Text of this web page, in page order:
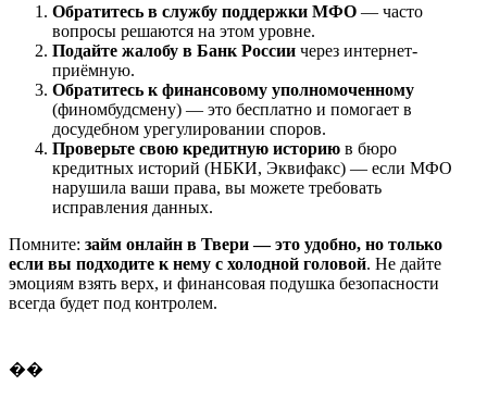
Обратитесь в службу поддержки МФО — часто
вопросы решаются на этом уровне.
Подайте жалобу в Банк России через интернет-
приёмную.
Обратитесь к финансовому уполномоченному
(финомбудсмену) — это бесплатно и помогает в
досудебном урегулировании споров.
Проверьте свою кредитную историю в бюро
кредитных историй (НБКИ, Эквифакс) — если МФО
нарушила ваши права, вы можете требовать
исправления данных.
Помните: займ онлайн в Твери — это удобно, но только
если вы подходите к нему с холодной головой. Не дайте
эмоциям взять верх, и финансовая подушка безопасности
всегда будет под контролем.
��